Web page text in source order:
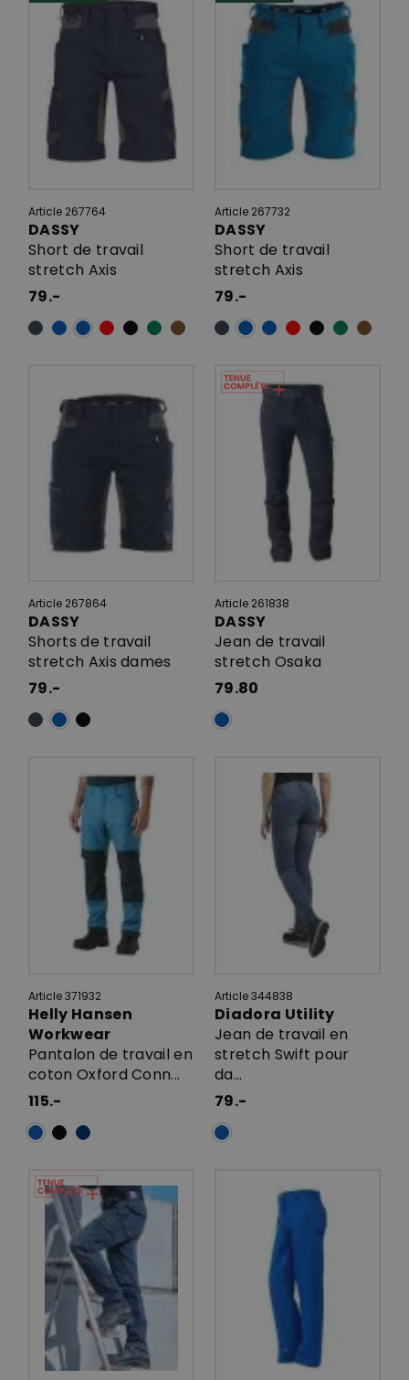
Article 267764
DASSY
Short de travail
stretch Axis
79.-
Article 267732
DASSY
Short de travail
stretch Axis
79.-
Article 267864
DASSY
Shorts de travail
stretch Axis dames
79.-
Article 261838
DASSY
Jean de travail
stretch Osaka
79.80
Article 371932
Helly Hansen
Workwear
Pantalon de travail en
coton Oxford Conn...
115.-
Article 344838
Diadora Utility
Jean de travail en
stretch Swift pour
da...
79.-